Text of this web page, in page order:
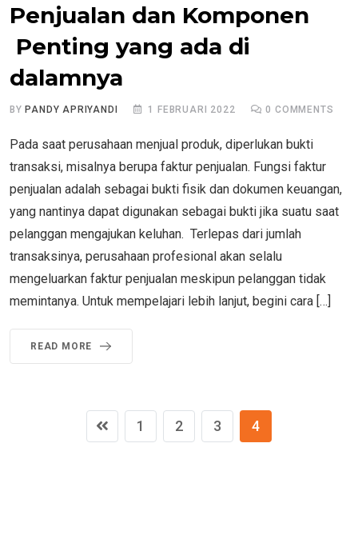
Penjualan dan Komponen
Penting yang ada di
dalamnya
BY PANDY APRIYANDI 1 FEBRUARI 2022 0 COMMENTS
Pada saat perusahaan menjual produk, diperlukan bukti
transaksi, misalnya berupa faktur penjualan. Fungsi faktur
penjualan adalah sebagai bukti fisik dan dokumen keuangan,
yang nantinya dapat digunakan sebagai bukti jika suatu saat
pelanggan mengajukan keluhan. Terlepas dari jumlah
transaksinya, perusahaan profesional akan selalu
mengeluarkan faktur penjualan meskipun pelanggan tidak
memintanya. Untuk mempelajari lebih lanjut, begini cara […]
READ MORE
1 2 3 4